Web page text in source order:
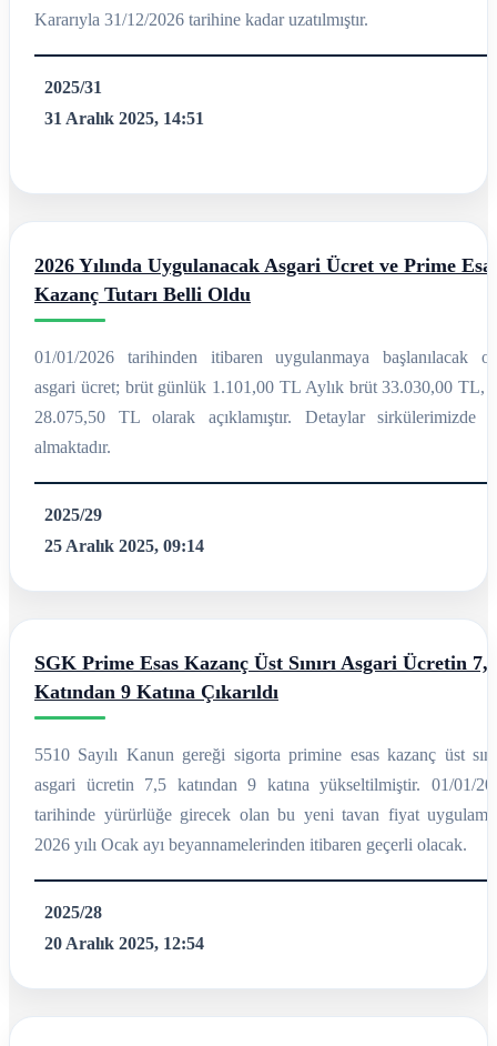
Kararıyla 31/12/2026 tarihine kadar uzatılmıştır.
2025/31
31 Aralık 2025, 14:51
2026 Yılında Uygulanacak Asgari Ücret ve Prime
Kazanç Tutarı Belli Oldu
01/01/2026 tarihinden itibaren uygulanmaya başlanılacak
asgari ücret; brüt günlük 1.101,00 TL Aylık brüt 33.030,00 TL,
28.075,50 TL olarak açıklamıştır. Detaylar sirkülerimizde
almaktadır.
2025/29
25 Aralık 2025, 09:14
SGK Prime Esas Kazanç Üst Sınırı Asgari Ücretin 7,5
Katından 9 Katına Çıkarıldı
5510 Sayılı Kanun gereği sigorta primine esas kazanç üst
asgari ücretin 7,5 katından 9 katına yükseltilmiştir. 01/01/
tarihinde yürürlüğe girecek olan bu yeni tavan fiyat
2026 yılı Ocak ayı beyannamelerinden itibaren geçerli olacak.
2025/28
20 Aralık 2025, 12:54